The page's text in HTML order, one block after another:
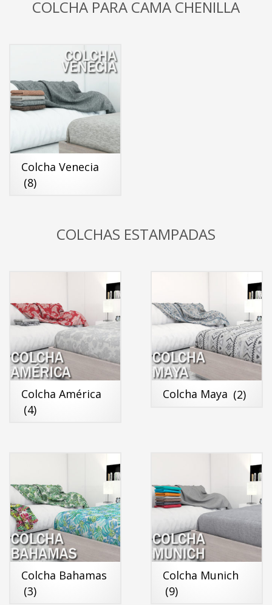
COLCHA PARA CAMA CHENILLA
Colcha Venecia
(8)
COLCHAS ESTAMPADAS
Colcha América
(4)
Colcha Maya (2)
Colcha Bahamas
(3)
Colcha Munich
(9)